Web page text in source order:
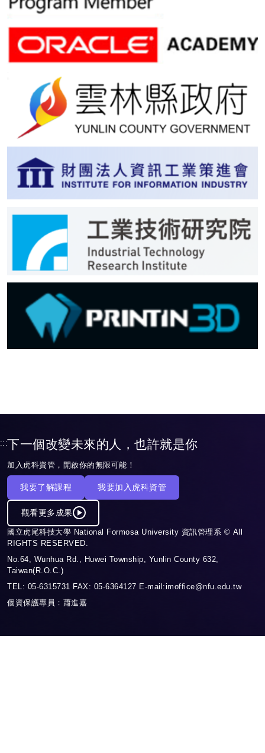
:::下一個改變未來的人，也許就是你
加入虎科資管，開啟你的無限可能！
我要了解課程 我要加入虎科資管
觀看更多成果
國立虎尾科技大學 National Formosa University 資訊管理系 © All
RIGHTS RESERVED.
No.64, Wunhua Rd., Huwei Township, Yunlin County 632,
Taiwan(R.O.C.)
TEL: 05-6315731 FAX: 05-6364127 E-mail:imoffice@nfu.edu.tw
個資保護專員：蕭進嘉